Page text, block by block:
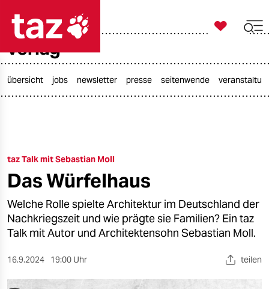
taz zahl ich
öko
gesellschaft
kultur

taz zahl ich
verlag
übersicht jobs newsletter presse seitenwende
taz Talk mit Sebastian Moll
Das Würfelhaus
Welche Rolle spielte Architektur im Deutschland der
Nachkriegszeit und wie prägte sie Familien? Ein taz
Talk mit Autor und Architektensohn Sebastian Moll.
16.9.2024 19:00 Uhr teilen